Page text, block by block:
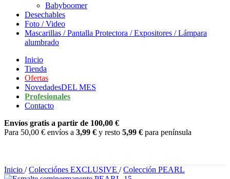
Babyboomer
Desechables
Foto / Video
Mascarillas / Pantalla Protectora / Expositores / Lámpara
alumbrado
Inicio
Tienda
Ofertas
NovedadesDEL MES
Profesionales
Contacto
Envíos gratis a partir de 100,00 €
Para 50,00 € envíos a 3,99 € y resto 5,99 € para península
Inicio / Colecciónes EXCLUSIVE / Colección PEARL